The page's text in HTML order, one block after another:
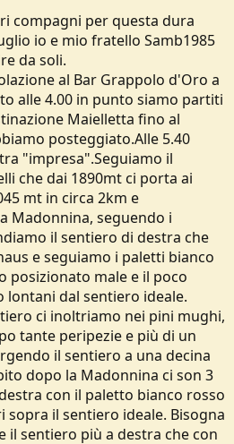
compagni per questa dura
io e mio fratello Samb1985
da soli.
al Bar Grappolo d'Oro a
alle 4.00 in punto siamo partiti
Maielletta fino al
posteggiato.Alle 5.40
"impresa".Seguiamo il
che dai 1890mt ci porta ai
mt in circa 2km e
Madonnina, seguendo i
il sentiero di destra che
e seguiamo i paletti bianco
posizionato male e il poco
dal sentiero ideale.
ci inoltriamo nei pini mughi,
tante peripezie e più di un
il sentiero a una decina
dopo la Madonnina ci son 3
con il paletto bianco rosso
il sentiero ideale. Bisogna
il sentiero più a destra che con